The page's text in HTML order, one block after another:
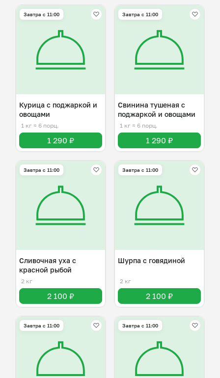
Завтра c 11:00
Курица с поджаркой и
овощами
1 кг ≈ 6 порц.
1 290 ₽
Завтра c 11:00
Свинина тушеная с
поджаркой и овощами
1 кг ≈ 6 порц.
1 290 ₽
Завтра c 11:00
Сливочная уха с
красной рыбой
2 кг
2 100 ₽
Завтра c 11:00
Шурпа с говядиной
2 кг
2 100 ₽
Завтра c 11:00 Завтра c 11:00